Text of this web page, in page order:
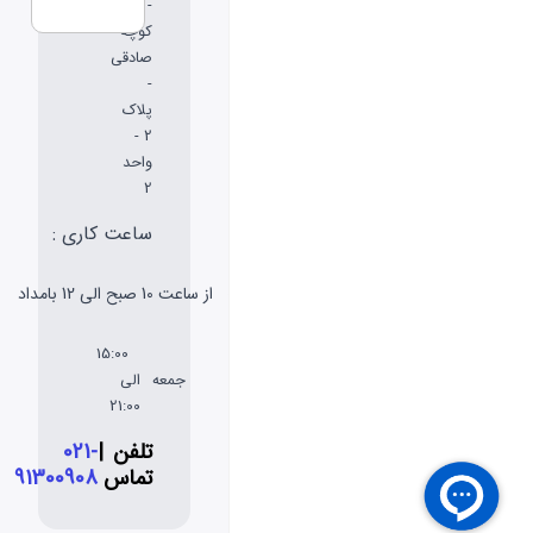
-
کوچه
صادقی
-
پلاک
2 -
واحد
2
ساعت کاری :
از ساعت 10 صبح الی 12 بامداد
جمعه
15:00
الی
21:00
تلفن
تماس
|
021-
91300908